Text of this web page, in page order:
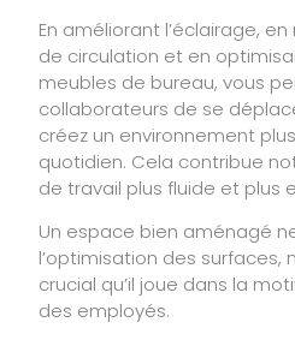
En améliorant l’éclairage,
de circulation et en
meubles de bureau, vous
collaborateurs de se
créez un environnement
quotidien. Cela contribue
de travail plus fluide et plus
Un espace bien aménagé
l’optimisation des surfaces,
crucial qu’il joue dans la
des employés.